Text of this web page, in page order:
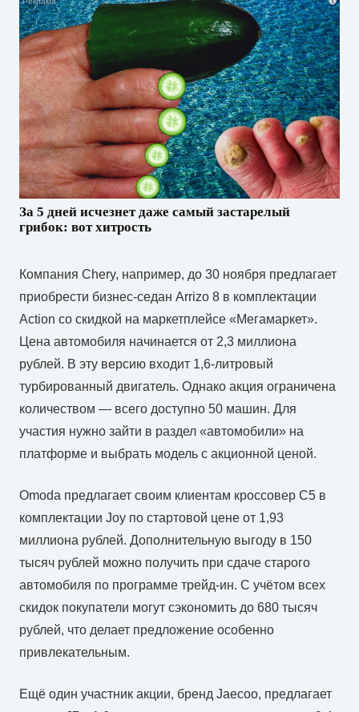
За 5 дней исчезнет даже самый застарелый
грибок: вот хитрость
Компания Chery, например, до 30 ноября предлагает
приобрести бизнес-седан Arrizo 8 в комплектации
Action со скидкой на маркетплейсе «Мегамаркет».
Цена автомобиля начинается от 2,3 миллиона
рублей. В эту версию входит 1,6-литровый
турбированный двигатель. Однако акция ограничена
количеством — всего доступно 50 машин. Для
участия нужно зайти в раздел «автомобили» на
платформе и выбрать модель с акционной ценой.
Omoda предлагает своим клиентам кроссовер С5 в
комплектации Joy по стартовой цене от 1,93
миллиона рублей. Дополнительную выгоду в 150
тысяч рублей можно получить при сдаче старого
автомобиля по программе трейд-ин. С учётом всех
скидок покупатели могут сэкономить до 680 тысяч
рублей, что делает предложение особенно
привлекательным.
Ещё один участник акции, бренд Jaecoo, предлагает